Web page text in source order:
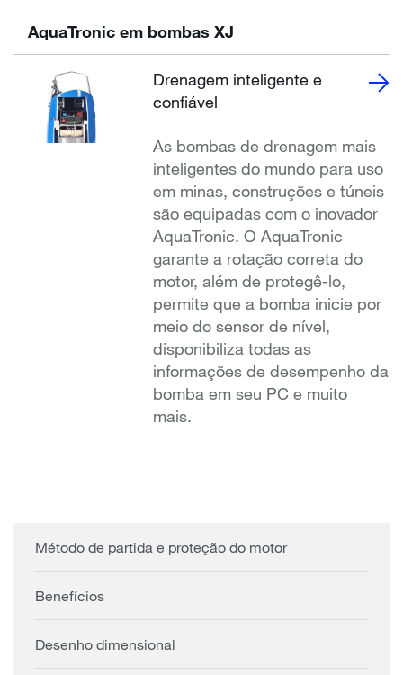
AquaTronic em bombas XJ
Drenagem inteligente e
confiável
As bombas de drenagem mais
inteligentes do mundo para uso
em minas, construções e túneis
são equipadas com o inovador
AquaTronic. O AquaTronic
garante a rotação correta do
motor, além de protegê-lo,
permite que a bomba inicie por
meio do sensor de nível,
disponibiliza todas as
informações de desempenho da
bomba em seu PC e muito
mais.
Método de partida e proteção do motor
Benefícios
Desenho dimensional